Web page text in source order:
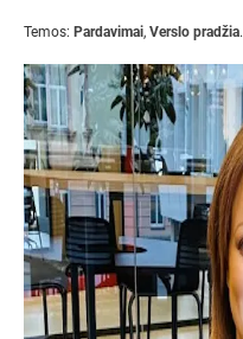
Temos: Pardavimai, Verslo pradžia.